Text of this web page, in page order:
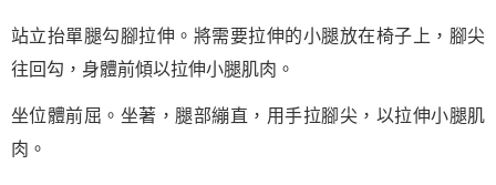
站立抬單腿勾腳拉伸。將需要拉伸的小腿放在椅子上，腳尖
往回勾，身體前傾以拉伸小腿肌肉。
坐位體前屈。坐著，腿部繃直，用手拉腳尖，以拉伸小腿肌
肉。